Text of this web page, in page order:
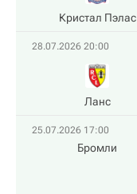
Кристал Пэлас
28.07.2026 20:00
Ланс
25.07.2026 17:00
Бромли